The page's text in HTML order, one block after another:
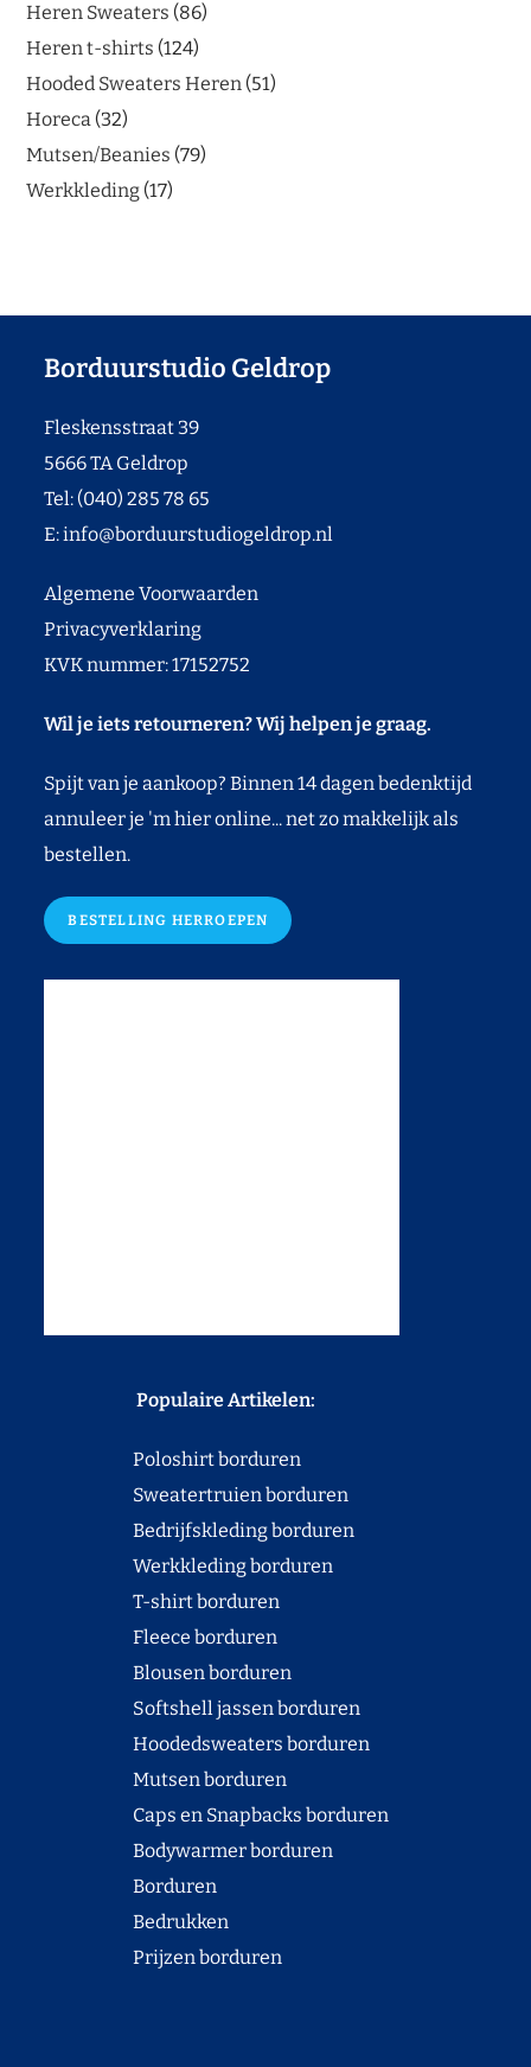
Heren Sweaters 86
Heren t-shirts 124
Hooded Sweaters Heren 51
Horeca 32
Mutsen/Beanies 79
Werkkleding 17
Borduurstudio Geldrop
Fleskensstraat 39
5666 TA Geldrop
Tel: (040) 285 78 65
E:info@borduurstudiogeldrop.nl
Algemene Voorwaarden
Privacyverklaring
KVK nummer: 17152752
Wil je iets retourneren? Wij helpen je graag.
Spijt van je aankoop? Binnen 14 dagen bedenktijd
annuleer je 'm hier online... net zo makkelijk als
bestellen.
BESTELLING HERROEPEN
Populaire Artikelen:
Poloshirt borduren
Sweatertruien borduren
Bedrijfskleding borduren
Werkkleding borduren
T-shirt borduren
Fleece borduren
Blousen borduren
Softshell jassen borduren
Hoodedsweaters borduren
Mutsen borduren
Caps en Snapbacks borduren
Bodywarmer borduren
Borduren
Bedrukken
Prijzen borduren